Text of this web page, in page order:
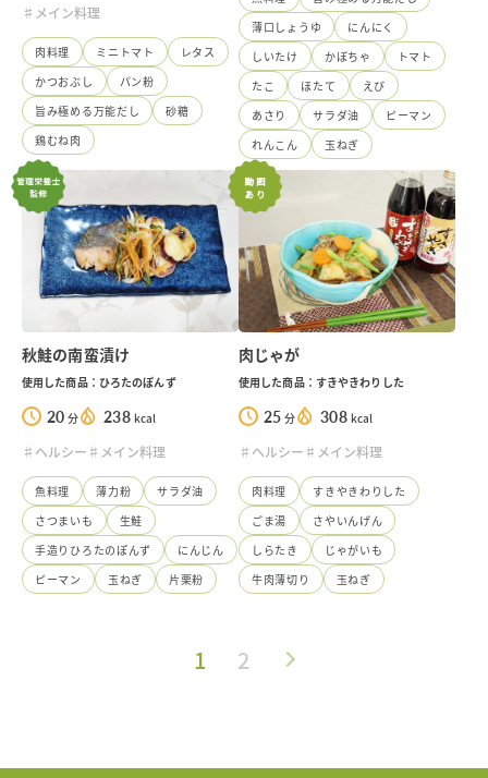
♯メイン料理
肉料理 ミニトマト
レタス
かつおぶし
パン粉
旨み極める万能だし
砂糖
鶏むね肉
薄口しょうゆ
にんにく
しいたけ
かぼちゃ
トマト
たこ
ほたて
えび
あさり
サラダ油
ピーマン
れんこん
玉ねぎ
秋鮭の南蛮漬け
使用した商品：ひろたのぽんず
20 分 238 kcal
♯ヘルシー ♯メイン料理
魚料理 薄力粉
サラダ油
さつまいも
生鮭
手造りひろたのぽんず
にんじん
ピーマン
玉ねぎ 片栗粉
肉じゃが
使用した商品：すきやきわりした
25 分 308 kcal
♯ヘルシー ♯メイン料理
肉料理
すきやきわりした
ごま湯
さやいんげん
しらたき
じゃがいも
牛肉薄切り
玉ねぎ
1 2